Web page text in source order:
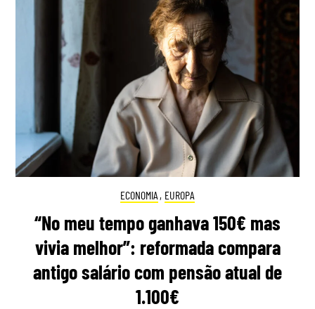
ECONOMIA , EUROPA
“No meu tempo ganhava 150€ mas
vivia melhor”: reformada compara
antigo salário com pensão atual de
1.100€